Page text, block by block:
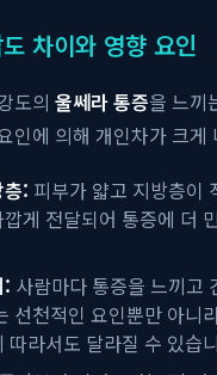
차이와 영향 요인
도의 울쎄라 통증을 느끼
인에 의해 개인차가 크게
: 피부가 얇고 지방층이
게 전달되어 통증에 더
: 사람마다 통증을 느끼고
선천적인 요인뿐만 아니
따라서도 달라질 수 있습